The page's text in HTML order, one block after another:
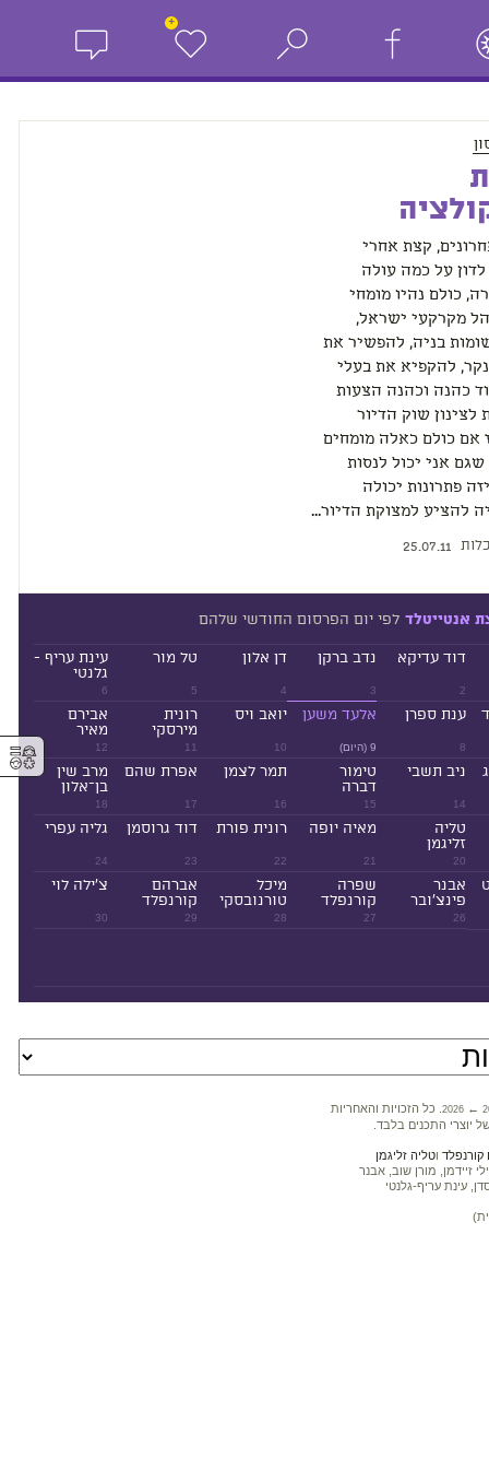
+
קצת אחרי
על כמה עולה
כולם נהיו מומחי
מקרקעי ישראל,
בניה, להפשיר את
להקפיא את בעלי
כהנה וכהנה הצעות
לצינון שוק הדיור
אם כולם כאלה מומחים
אני יכול לנסות
פתרונות יכולה
להציע למצוקת הדיור...
25.07.11
אנטייטלד לפי יום הפרסום החודשי שלהם
2
דוד עדיקא
3
נדב ברקן
4
דן אלון
5
טל מור
6
עינת עריף -
גלנטי
8
ענת ספרן
9 (היום)
אלעד משען
10
יואב ויס
11
רונית
מירסקי
12
אבירם
מאיר
14
ניב תשבי
15
טימור
דברה
16
תמר לצמן
17
אפרת שהם
18
מרב שין
בן־אלון
20
טליה
זליגמן
21
מאיה יופה
22
רונית פורת
23
דוד גרוסמן
24
גליה עפרי
26
אבנר
פינצ'ובר
27
שפרה
קורנפלד
28
מיכל
טורנובסקי
29
אברהם
קורנפלד
30
צ'ילה לוי
2026 ←
. כל הזכויות והאחריות
יוצרי התכנים בלבד.
וטליה זליגמן
זיידמן, מורן שוב, אבנר
עינת עריף-גלנטי
⚥︎